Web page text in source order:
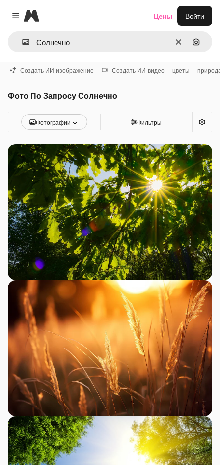
Close menu
Magnific
ОчиститьПоиск
Цены Войти
Создать ИИ-изображение Создать ИИ-видео цветы
Фото По Запросу Солнечно
Фотографии Фильтры